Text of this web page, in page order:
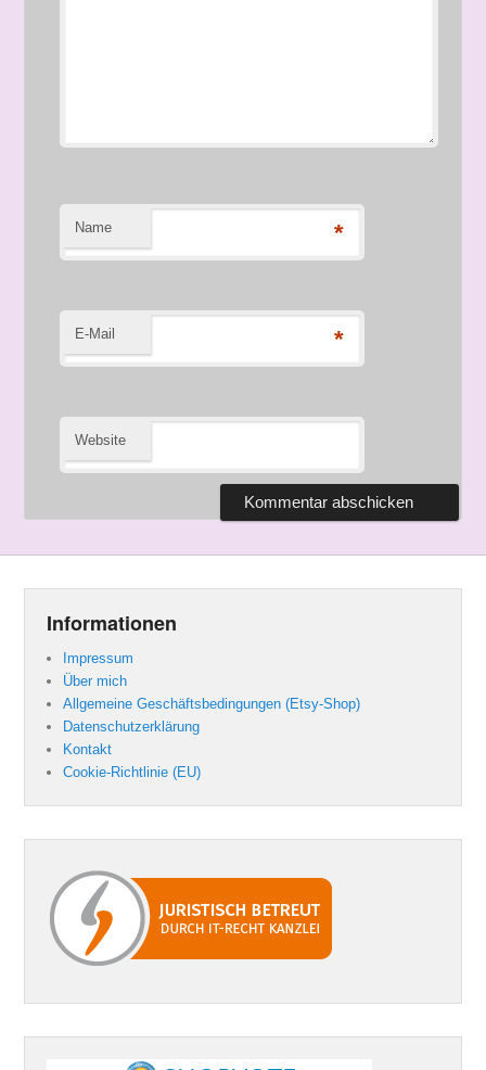
Name *
E-Mail *
Website
Informationen
Impressum
Über mich
Allgemeine Geschäftsbedingungen (Etsy-Shop)
Datenschutzerklärung
Kontakt
Cookie-Richtlinie (EU)